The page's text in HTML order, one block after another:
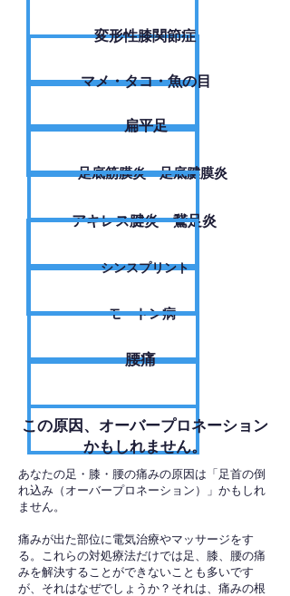
変形性膝関節症
​マメ・タコ・魚の目
扁平足
足底筋膜炎・足底腱膜炎
アキレス腱炎・鵞足炎
シンスプリント
モートン病
腰痛
​この原因、オーバープロネーション
かもしれません。
あなたの足・膝・腰の痛みの原因は「足首の倒
れ込み（オーバープロネーション）」かもしれ
ません。
痛みが出た部位に電気治療やマッサージをす
る。これらの対処療法だけでは足、膝、腰の痛
みを解決することができないことも多いです
が、それはなぜでしょうか？それは、痛みの根